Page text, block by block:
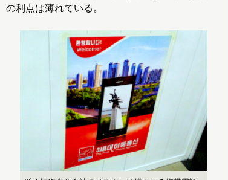
の利点は薄れている。